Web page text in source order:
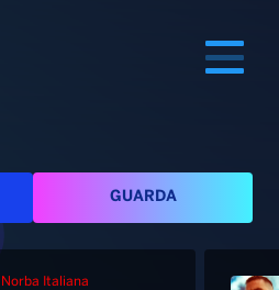
GUARDA
Norba Italiana